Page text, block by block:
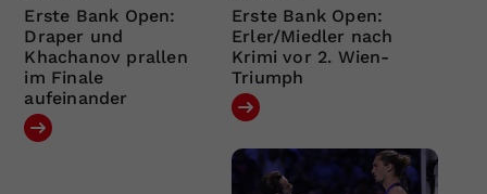
Erste Bank Open:
Draper und
Khachanov prallen
im Finale
aufeinander
Erste Bank Open:
Erler/Miedler nach
Krimi vor 2. Wien-
Triumph